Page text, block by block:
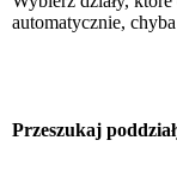
automatycznie,
Przeszukaj